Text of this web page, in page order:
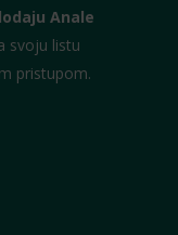
Anale
svoju listu
pristupom.